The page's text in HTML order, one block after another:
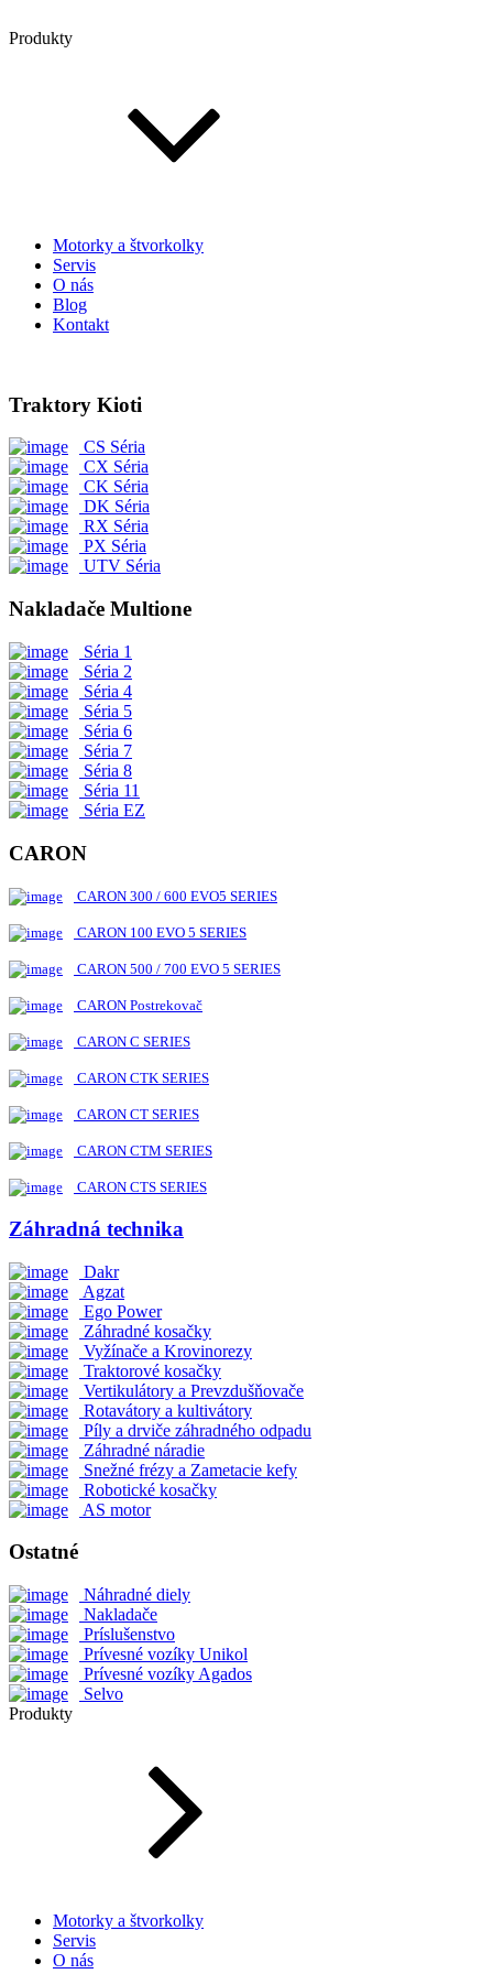
Produkty
Motorky a štvorkolky
Servis
O nás
Blog
Kontakt
Traktory Kioti
CS Séria
CX Séria
CK Séria
DK Séria
RX Séria
PX Séria
UTV Séria
Nakladače Multione
Séria 1
Séria 2
Séria 4
Séria 5
Séria 6
Séria 7
Séria 8
Séria 11
Séria EZ
CARON
CARON 300 / 600 EVO5 SERIES
CARON 100 EVO 5 SERIES
CARON 500 / 700 EVO 5 SERIES
CARON Postrekovač
CARON C SERIES
CARON CTK SERIES
CARON CT SERIES
CARON CTM SERIES
CARON CTS SERIES
Záhradná technika
Dakr
Agzat
Ego Power
Záhradné kosačky
Vyžínače a Krovinorezy
Traktorové kosačky
Vertikulátory a Prevzdušňovače
Rotavátory a kultivátory
Píly a drviče záhradného odpadu
Záhradné náradie
Snežné frézy a Zametacie kefy
Robotické kosačky
AS motor
Ostatné
Náhradné diely
Nakladače
Príslušenstvo
Prívesné vozíky Unikol
Prívesné vozíky Agados
Selvo
Produkty
Motorky a štvorkolky
Servis
O nás